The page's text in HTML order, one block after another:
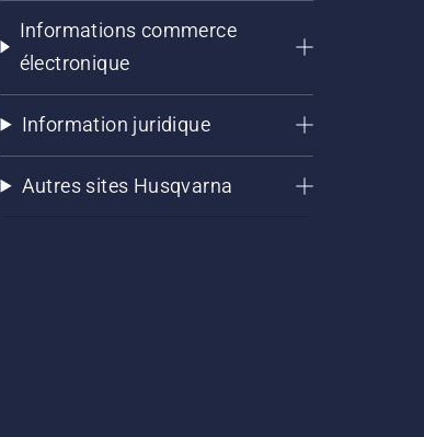
Informations commerce
électronique
Information juridique
Autres sites Husqvarna